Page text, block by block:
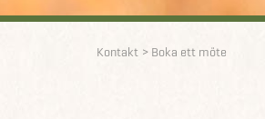
Kontakt Boka ett möte